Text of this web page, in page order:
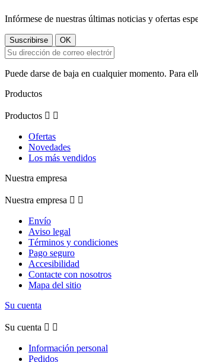
Infórmese de nuestras últimas noticias y ofertas
Puede darse de baja en cualquier momento. Para
Productos
Productos  
Ofertas
Novedades
Los más vendidos
Nuestra empresa
Nuestra empresa  
Envío
Aviso legal
Términos y condiciones
Pago seguro
Accesibilidad
Contacte con nosotros
Mapa del sitio
Su cuenta
Su cuenta  
Información personal
Pedidos